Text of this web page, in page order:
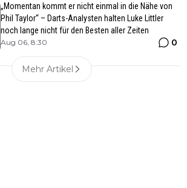
„Momentan kommt er nicht einmal in die Nähe von
Phil Taylor“ – Darts-Analysten halten Luke Littler
noch lange nicht für den Besten aller Zeiten
Aug 06, 8:30 0
Mehr Artikel